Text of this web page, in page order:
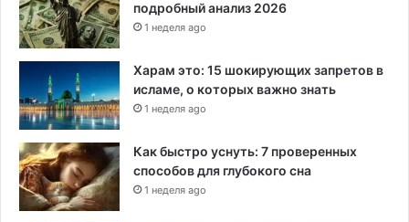
подробный анализ 2026
1 неделя ago
Харам это: 15 шокирующих запретов в
исламе, о которых важно знать
1 неделя ago
Как быстро уснуть: 7 проверенных
способов для глубокого сна
1 неделя ago